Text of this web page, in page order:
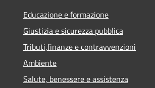
Educazione e formazione
Giustizia e sicurezza pubblica
Tributi,finanze e contravvenzioni
Ambiente
Salute, benessere e assistenza